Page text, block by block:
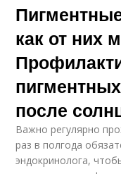
как от них
после
Важно регулярно
раз в полгода
эндокринолога,